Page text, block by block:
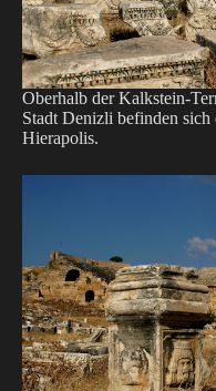
Oberhalb der Kalkstein-
Stadt Denizli befinden
Hierapolis.